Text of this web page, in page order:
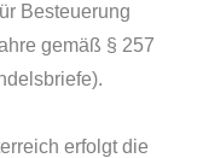
Besteuerung
gemäß § 257
erfolgt die